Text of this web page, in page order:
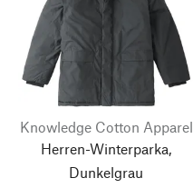
Knowledge Cotton Apparel
Herren-Winterparka,
Dunkelgrau